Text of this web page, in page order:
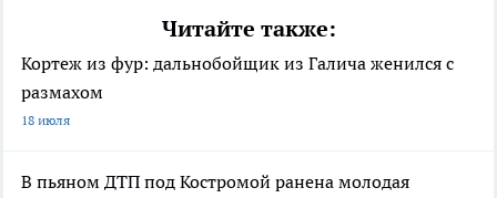
Читайте также:
Кортеж из фур: дальнобойщик из Галича женился с
размахом
18 июля
В пьяном ДТП под Костромой ранена молодая